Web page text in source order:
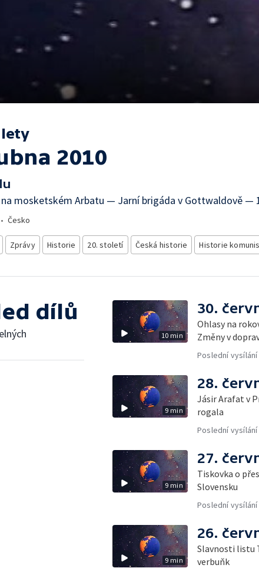
lety
2010
na mosketském Arbatu — Jarní brigáda v Gottwaldově —
• Česko
Zprávy Historie 20. století Česká historie Historie
dílů
10 min
30.
Ohlasy na
Změny v
Poslední vysílání
9 min
28.
Jásir Arafat v
rogala
Poslední vysílání
9 min
27.
Tiskovka o
Slovensku
Poslední vysílání
9 min
26.
Slavnosti listu
verbuňk